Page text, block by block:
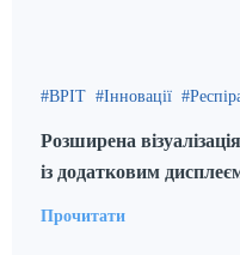
ВРІТ Інновації
Розширена
із додатковим
Прочитати